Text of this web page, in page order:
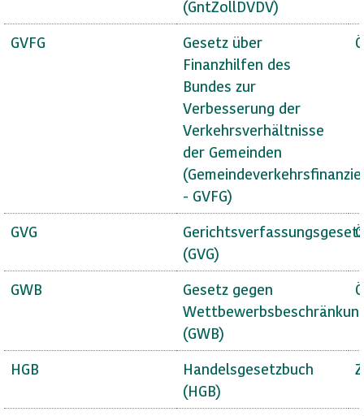
(GntZollDVDV)
GVFG
Gesetz über
Finanzhilfen des
Bundes zur
Verbesserung der
Verkehrsverhältnisse
der Gemeinden
- GVFG)
GVG
Gerichtsverfassungsgesetz
(GVG)
GWB
Gesetz gegen
(GWB)
HGB
Handelsgesetzbuch
(HGB)